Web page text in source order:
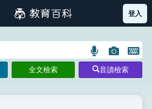
筆畫索引圖示 部首索引表圖示
登入
語
言
搜
圖
片
搜
開
鍵
圖
全文檢索 音讀檢索